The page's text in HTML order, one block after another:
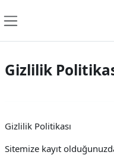
Gizlilik
Gizlilik Politikası
Sitemize kayıt